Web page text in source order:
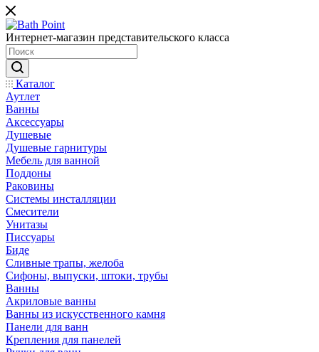
Интернет-магазин представительского класса
Каталог
Аутлет
Ванны
Аксессуары
Душевые
Душевые гарнитуры
Мебель для ванной
Поддоны
Раковины
Системы инсталляции
Смесители
Унитазы
Писсуары
Биде
Сливные трапы, желоба
Сифоны, выпуски, штоки, трубы
Ванны
Акриловые ванны
Ванны из искусственного камня
Панели для ванн
Крепления для панелей